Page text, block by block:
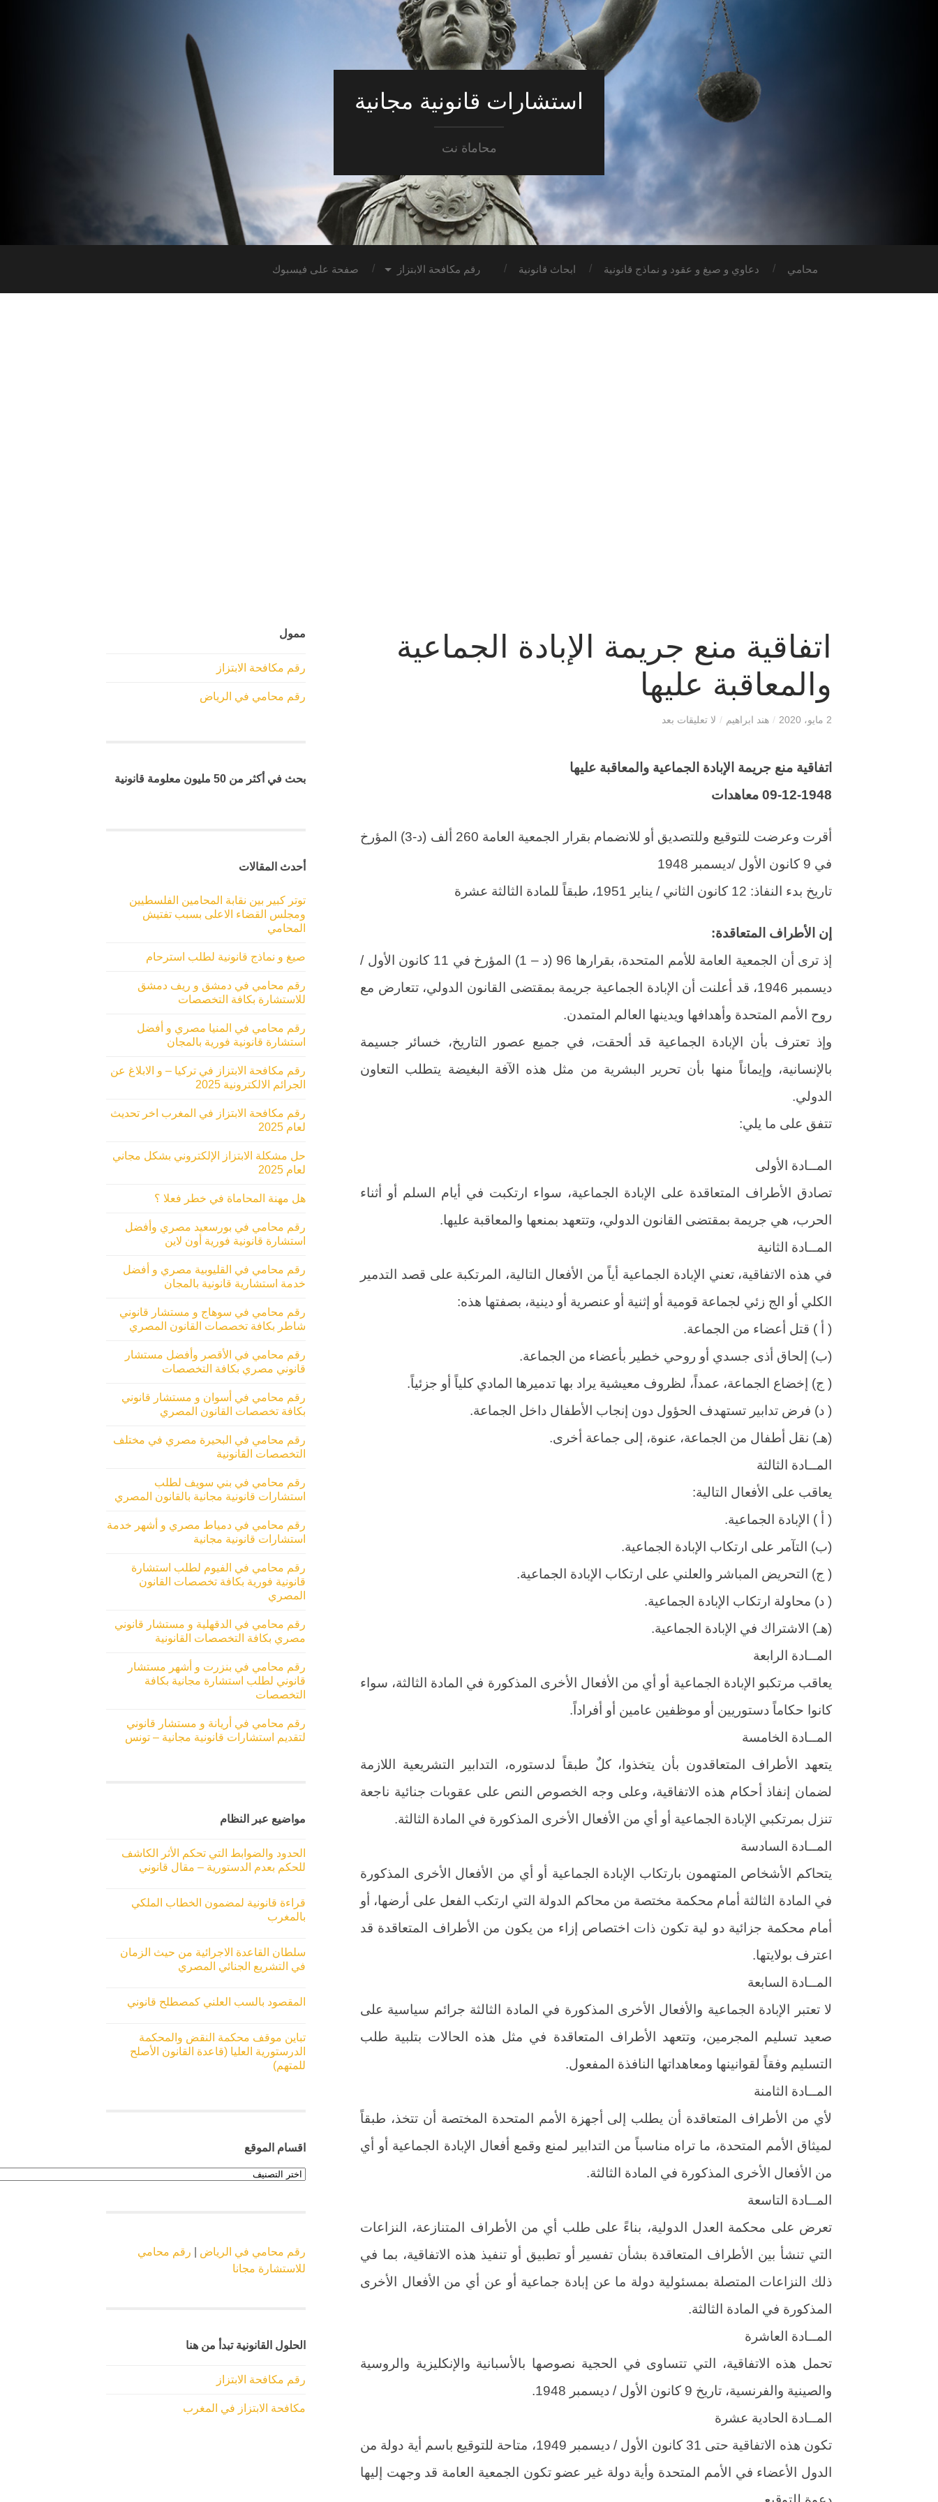
استشارات قانونية مجانية
محاماة نت
محامي دعاوي و صيغ و عقود و نماذج قانونية ابحاث قانونية رقم مكافحة الابتزاز صفحة على فيسبوك
اتفاقية منع جريمة الإبادة الجماعية
والمعاقبة عليها
2 مايو، 2020 / هند ابراهيم / لا تعليقات بعد
اتفاقية منع جريمة الإبادة الجماعية والمعاقبة عليها
09-12-1948 معاهدات
أقرت وعرضت للتوقيع وللتصديق أو للانضمام بقرار الجمعية العامة 260 ألف (د-3) المؤرخ
في 9 كانون الأول /ديسمبر 1948
تاريخ بدء النفاذ: 12 كانون الثاني / يناير 1951، طبقاً للمادة الثالثة عشرة
إن الأطراف المتعاقدة:
إذ ترى أن الجمعية العامة للأمم المتحدة، بقرارها 96 (د – 1) المؤرخ في 11 كانون الأول /
ديسمبر 1946، قد أعلنت أن الإبادة الجماعية جريمة بمقتضى القانون الدولي، تتعارض مع
روح الأمم المتحدة وأهدافها ويدينها العالم المتمدن.
وإذ تعترف بأن الإبادة الجماعية قد ألحقت، في جميع عصور التاريخ، خسائر جسيمة
بالإنسانية، وإيماناً منها بأن تحرير البشرية من مثل هذه الآفة البغيضة يتطلب التعاون
الدولي.
تتفق على ما يلي:
المــادة الأولى
تصادق الأطراف المتعاقدة على الإبادة الجماعية، سواء ارتكبت في أيام السلم أو أثناء
الحرب، هي جريمة بمقتضى القانون الدولي، وتتعهد بمنعها والمعاقبة عليها.
المــادة الثانية
في هذه الاتفاقية، تعني الإبادة الجماعية أياً من الأفعال التالية، المرتكبة على قصد التدمير
الكلي أو الج زئي لجماعة قومية أو إثنية أو عنصرية أو دينية، بصفتها هذه:
( أ ) قتل أعضاء من الجماعة.
(ب) إلحاق أذى جسدي أو روحي خطير بأعضاء من الجماعة.
( ج) إخضاع الجماعة، عمداً، لظروف معيشية يراد بها تدميرها المادي كلياً أو جزئياً.
( د) فرض تدابير تستهدف الحؤول دون إنجاب الأطفال داخل الجماعة.
(هـ) نقل أطفال من الجماعة، عنوة، إلى جماعة أخرى.
المــادة الثالثة
يعاقب على الأفعال التالية:
( أ ) الإبادة الجماعية.
(ب) التآمر على ارتكاب الإبادة الجماعية.
( ج) التحريض المباشر والعلني على ارتكاب الإبادة الجماعية.
( د) محاولة ارتكاب الإبادة الجماعية.
(هـ) الاشتراك في الإبادة الجماعية.
المــادة الرابعة
يعاقب مرتكبو الإبادة الجماعية أو أي من الأفعال الأخرى المذكورة في المادة الثالثة، سواء
كانوا حكاماً دستوريين أو موظفين عامين أو أفراداً.
المــادة الخامسة
يتعهد الأطراف المتعاقدون بأن يتخذوا، كلٌ طبقاً لدستوره، التدابير التشريعية اللازمة
لضمان إنفاذ أحكام هذه الاتفاقية، وعلى وجه الخصوص النص على عقوبات جنائية ناجعة
تنزل بمرتكبي الإبادة الجماعية أو أي من الأفعال الأخرى المذكورة في المادة الثالثة.
المــادة السادسة
يتحاكم الأشخاص المتهمون بارتكاب الإبادة الجماعية أو أي من الأفعال الأخرى المذكورة
في المادة الثالثة أمام محكمة مختصة من محاكم الدولة التي ارتكب الفعل على أرضها، أو
أمام محكمة جزائية دو لية تكون ذات اختصاص إزاء من يكون من الأطراف المتعاقدة قد
اعترف بولايتها.
المــادة السابعة
لا تعتبر الإبادة الجماعية والأفعال الأخرى المذكورة في المادة الثالثة جرائم سياسية على
صعيد تسليم المجرمين، وتتعهد الأطراف المتعاقدة في مثل هذه الحالات بتلبية طلب
التسليم وفقاً لقوانينها ومعاهداتها النافذة المفعول.
المــادة الثامنة
لأي من الأطراف المتعاقدة أن يطلب إلى أجهزة الأمم المتحدة المختصة أن تتخذ، طبقاً
لميثاق الأمم المتحدة، ما تراه مناسباً من التدابير لمنع وقمع أفعال الإبادة الجماعية أو أي
من الأفعال الأخرى المذكورة في المادة الثالثة.
المــادة التاسعة
تعرض على محكمة العدل الدولية، بناءً على طلب أي من الأطراف المتنازعة، النزاعات
التي تنشأ بين الأطراف المتعاقدة بشأن تفسير أو تطبيق أو تنفيذ هذه الاتفاقية، بما في
ذلك النزاعات المتصلة بمسئولية دولة ما عن إبادة جماعية أو عن أي من الأفعال الأخرى
المذكورة في المادة الثالثة.
المــادة العاشرة
تحمل هذه الاتفاقية، التي تتساوى في الحجية نصوصها بالأسبانية والإنكليزية والروسية
والصينية والفرنسية، تاريخ 9 كانون الأول / ديسمبر 1948.
المــادة الحادية عشرة
تكون هذه الاتفاقية حتى 31 كانون الأول / ديسمبر 1949، متاحة للتوقيع باسم أية دولة من
الدول الأعضاء في الأمم المتحدة وأية دولة غير عضو تكون الجمعية العامة قد وجهت إليها
ممول
رقم مكافحة الابتزاز
رقم محامي في الرياض
بحث في أكثر من 50 مليون معلومة قانونية
أحدث المقالات
توتر كبير بين نقابة المحامين الفلسطيين
ومجلس القضاء الاعلى بسبب تفتيش
المحامي
صيغ و نماذج قانونية لطلب استرحام
رقم محامي في دمشق و ريف دمشق
للاستشارة بكافة التخصصات
رقم محامي في المنيا مصري و أفضل
استشارة قانونية فورية بالمجان
رقم مكافحة الابتزاز في تركيا – و الابلاغ عن
الجرائم الالكترونية 2025
رقم مكافحة الابتزاز في المغرب اخر تحديث
لعام 2025
حل مشكلة الابتزاز الإلكتروني بشكل مجاني
لعام 2025
هل مهنة المحاماة في خطر فعلا ؟
رقم محامي في بورسعيد مصري وأفضل
استشارة قانونية فورية أون لاين
رقم محامي في القليوبية مصري و أفضل
خدمة استشارية قانونية بالمجان
رقم محامي في سوهاج و مستشار قانوني
شاطر بكافة تخصصات القانون المصري
رقم محامي في الأقصر وأفضل مستشار
قانوني مصري بكافة التخصصات
رقم محامي في أسوان و مستشار قانوني
بكافة تخصصات القانون المصري
رقم محامي في البحيرة مصري في مختلف
التخصصات القانونية
رقم محامي في بني سويف لطلب
استشارات قانونية مجانية بالقانون المصري
رقم محامي في دمياط مصري و أشهر خدمة
استشارات قانونية مجانية
رقم محامي في الفيوم لطلب استشارة
قانونية فورية بكافة تخصصات القانون
المصري
رقم محامي في الدقهلية و مستشار قانوني
مصري بكافة التخصصات القانونية
رقم محامي في بنزرت و أشهر مستشار
قانوني لطلب استشارة مجانية بكافة
التخصصات
رقم محامي في أريانة و مستشار قانوني
لتقديم استشارات قانونية مجانية – تونس
مواضيع عبر النظام
الحدود والضوابط التي تحكم الأثر الكاشف
للحكم بعدم الدستورية – مقال قانوني
قراءة قانونية لمضمون الخطاب الملكي
بالمغرب
سلطان القاعدة الاجرائية من حيث الزمان
في التشريع الجنائي المصري
المقصود بالسب العلني كمصطلح قانوني
تباين موقف محكمة النقض والمحكمة
الدرستورية العليا (قاعدة القانون الأصلح
للمتهم)
اقسام الموقع
اقسام
الموقع
رقم محامي في الرياض
رقم محامي
للاستشارة مجانا
الحلول القانونية تبدأ من هنا
رقم مكافحة الابتزاز
مكافحة الابتزاز في المغرب